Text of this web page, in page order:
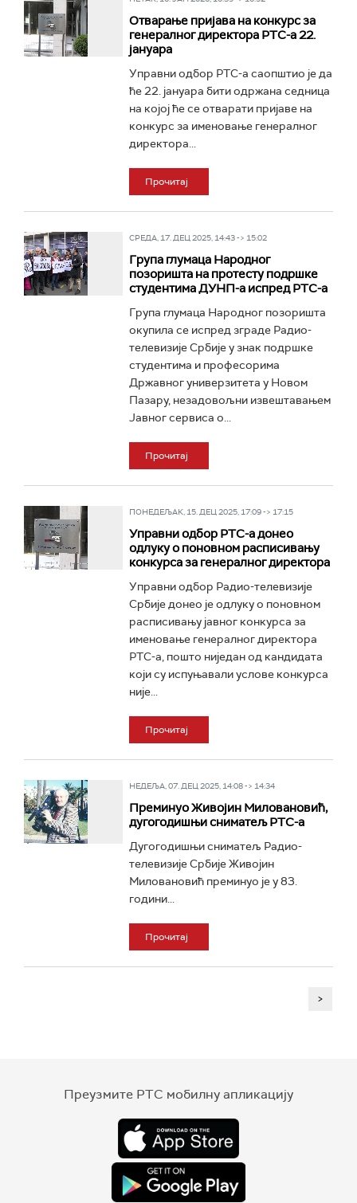
Отварање пријава на конкурс за
генералног директора РТС-а 22.
јануара
Управни одбор РТС-а саопштио је да
ће 22. јануара бити одржана седница
на којој ће се отварати пријаве на
конкурс за именовање генералног
директора...
Прочитај
СРЕДА, 17. ДЕЦ 2025, 14:43 -> 15:02
Група глумаца Народног
позоришта на протесту подршке
студентима ДУНП-а испред РТС-а
Група глумаца Народног позоришта
окупила се испред зграде Радио-
телевизије Србије у знак подршке
студентима и професорима
Државног универзитета у Новом
Пазару, незадовољни извештавањем
Jавног сервиса о...
Прочитај
ПОНЕДЕЉАК, 15. ДЕЦ 2025, 17:09 -> 17:15
Управни одбор РТС-а донео
одлуку о поновном расписивању
конкурса за генералног директора
Управни одбор Радио-телевизије
Србије донео је одлуку о поновном
расписивању јавног конкурса за
именовање генералног директора
РТС-а, пошто ниједан од кандидата
који су испуњавали услове конкурса
није...
Прочитај
НЕДЕЉА, 07. ДЕЦ 2025, 14:08 -> 14:34
Преминуо Живојин Миловановић,
дугогодишњи сниматељ РТС-а
Дугогодишњи сниматељ Радио-
телевизије Србије Живојин
Миловановић преминуо је у 83.
години...
Прочитај
>
Преузмите РТС мобилну апликацију